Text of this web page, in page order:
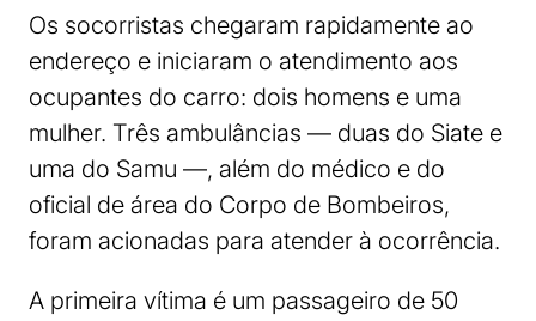
Os socorristas chegaram rapidamente ao
endereço e iniciaram o atendimento aos
ocupantes do carro: dois homens e uma
mulher. Três ambulâncias — duas do Siate e
uma do Samu —, além do médico e do
oficial de área do Corpo de Bombeiros,
foram acionadas para atender à ocorrência.
A primeira vítima é um passageiro de 50